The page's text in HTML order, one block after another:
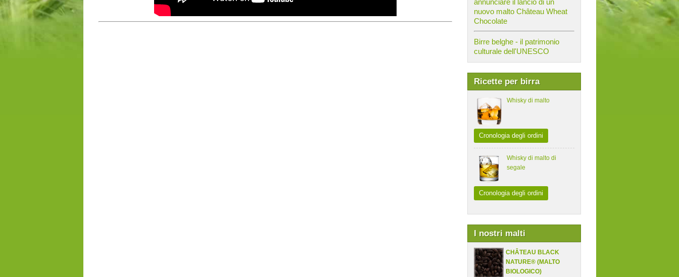
annunciare il lancio di un
nuovo malto Château Wheat
Chocolate
Birre belghe - il patrimonio
culturale dell'UNESCO
Ricette per birra
Whisky di malto
Cronologia degli ordini
Whisky di malto di
segale
Cronologia degli ordini
I nostri malti
CHÂTEAU BLACK
NATURE® (MALTO
BIOLOGICO)